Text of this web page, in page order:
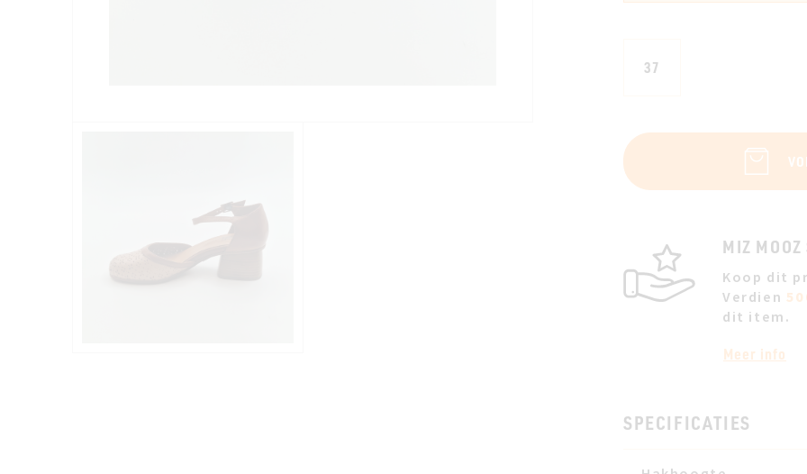
37
MIZ
Koop dit
Verdien
dit item.
Meer info
SPECIFICATIES